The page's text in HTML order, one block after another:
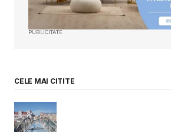
PUBLICITATE
CELE MAI CITITE